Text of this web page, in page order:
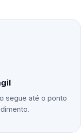
segue até o ponto